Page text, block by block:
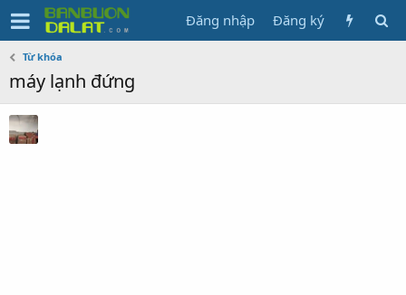
Đăng nhập Đăng ký
Từ khóa
máy lạnh đứng